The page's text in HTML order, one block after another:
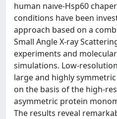
human naıve-Hsp60
conditions have been
approach based on a
Small Angle X-ray
experiments and
simulations. Low-
large and highly
on the basis of the high-
asymmetric protein
The results reveal